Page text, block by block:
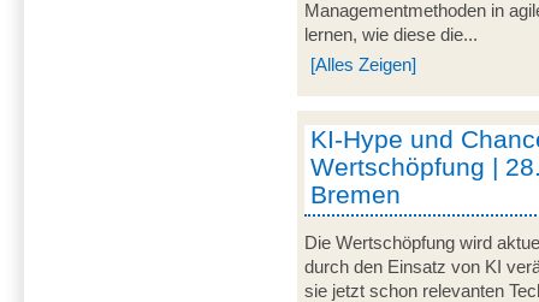
Managementmethoden in
lernen, wie diese die...
[Alles Zeigen]
KI-Hype und
Wertschöpfung |
Bremen
Die Wertschöpfung wird
durch den Einsatz von KI
sie jetzt schon relevanten